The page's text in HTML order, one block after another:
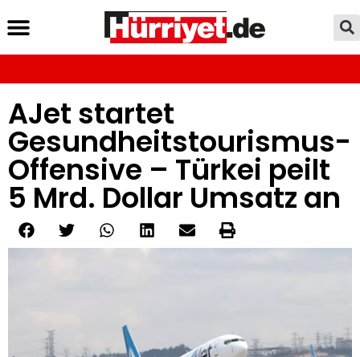
AJet startet
Gesundheitstourismus-
Offensive – Türkei peilt
5 Mrd. Dollar Umsatz an